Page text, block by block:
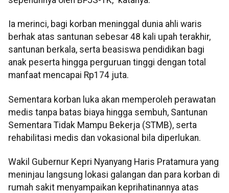
Ia merinci, bagi korban meninggal dunia ahli waris
berhak atas santunan sebesar 48 kali upah terakhir,
santunan berkala, serta beasiswa pendidikan bagi
anak peserta hingga perguruan tinggi dengan total
manfaat mencapai Rp174 juta.
Sementara korban luka akan memperoleh perawatan
medis tanpa batas biaya hingga sembuh, Santunan
Sementara Tidak Mampu Bekerja (STMB), serta
rehabilitasi medis dan vokasional bila diperlukan.
Wakil Gubernur Kepri Nyanyang Haris Pratamura yang
meninjau langsung lokasi galangan dan para korban di
rumah sakit menyampaikan keprihatinannya atas